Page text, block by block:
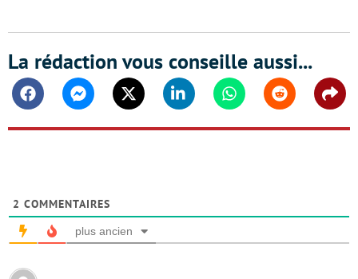
La rédaction vous conseille aussi...
FacebookMessengerTwitter Linkedin WhatsappReddit
2 COMMENTAIRES
plus ancien